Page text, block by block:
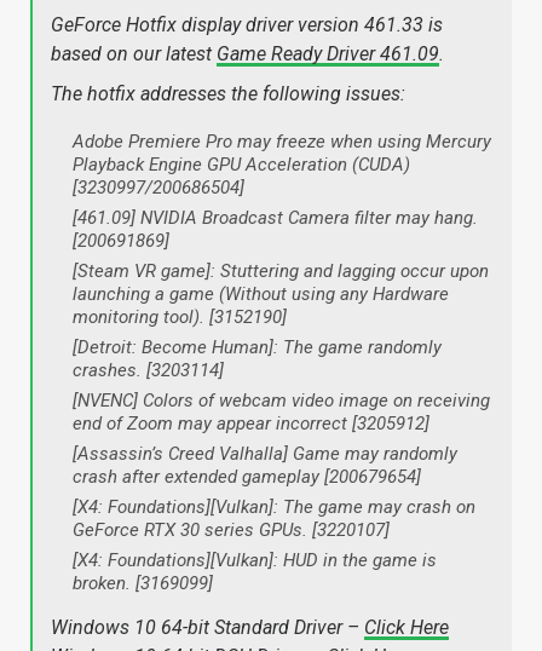
GeForce Hotfix display driver version 461.33 is
based on our latest Game Ready Driver 461.09.
The hotfix addresses the following issues:
Adobe Premiere Pro may freeze when using Mercury
Playback Engine GPU Acceleration (CUDA)
[3230997/200686504]
[461.09] NVIDIA Broadcast Camera filter may hang.
[200691869]
[Steam VR game]: Stuttering and lagging occur upon
launching a game (Without using any Hardware
monitoring tool). [3152190]
[Detroit: Become Human]: The game randomly
crashes. [3203114]
[NVENC] Colors of webcam video image on receiving
end of Zoom may appear incorrect [3205912]
[Assassin’s Creed Valhalla] Game may randomly
crash after extended gameplay [200679654]
[X4: Foundations][Vulkan]: The game may crash on
GeForce RTX 30 series GPUs. [3220107]
[X4: Foundations][Vulkan]: HUD in the game is
broken. [3169099]
Windows 10 64-bit Standard Driver – Click Here